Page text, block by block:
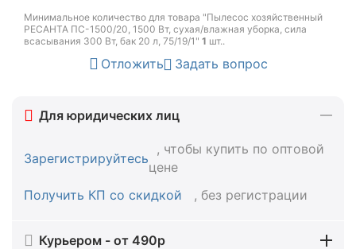
Минимальное количество для товара "Пылесос хозяйственный
РЕСАНТА ПС-1500/20, 1500 Вт, сухая/влажная уборка, сила
всасывания 300 Вт, бак 20 л, 75/19/1" 1 шт..
Отложить Задать вопрос
Для юридических лиц
Зарегистрируйтесь
, чтобы купить по оптовой
цене
Получить КП со скидкой
, без регистрации
Курьером - от 490р